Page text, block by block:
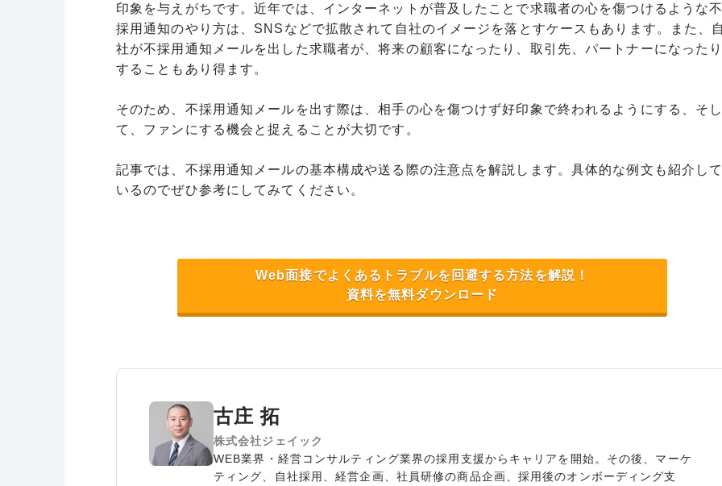
印象を与えがちです。近年では、インターネットが普及したことで求職者の心を傷つけるような
採用通知のやり方は、SNSなどで拡散されて自社のイメージを落とすケースもあります。また、
社が不採用通知メールを出した求職者が、将来の顧客になったり、取引先、パートナーになった
することもあり得ます。
そのため、不採用通知メールを出す際は、相手の心を傷つけず好印象で終われるようにする、そ
て、ファンにする機会と捉えることが大切です。
記事では、不採用通知メールの基本構成や送る際の注意点を解説します。具体的な例文も紹介し
いるのでぜひ参考にしてみてください。
Web面接でよくあるトラブルを回避する方法を解説！
資料を無料ダウンロード
古庄 拓
株式会社ジェイック
WEB業界・経営コンサルティング業界の採用支援からキャリアを開始。その後、マーケ
ティング、自社採用、経営企画、社員研修の商品企画、採用後のオンボーディング支